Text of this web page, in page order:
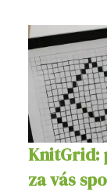
KnitGrid:
za vás